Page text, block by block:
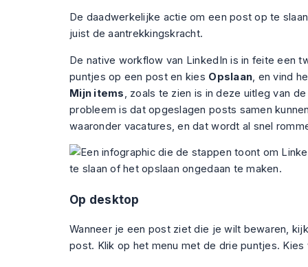
De daadwerkelijke actie om een post op te
juist de aantrekkingskracht.
De native workflow van LinkedIn is in feite een
puntjes op een post en kies Opslaan, en vind
Mijn items, zoals te zien is in deze uitleg van
probleem is dat opgeslagen posts samen
waaronder vacatures, en dat wordt al snel
Op desktop
Wanneer je een post ziet die je wilt bewaren,
post. Klik op het menu met de drie puntjes. Kies